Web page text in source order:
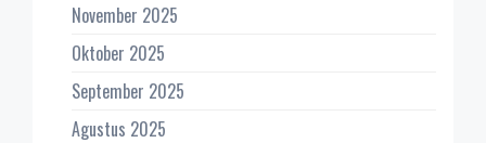
November 2025
Oktober 2025
September 2025
Agustus 2025